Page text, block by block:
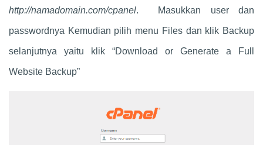
http://namadomain.com/cpanel. Masukkan user dan
passwordnya Kemudian pilih menu Files dan klik Backup
selanjutnya yaitu klik “Download or Generate a Full
Website Backup”